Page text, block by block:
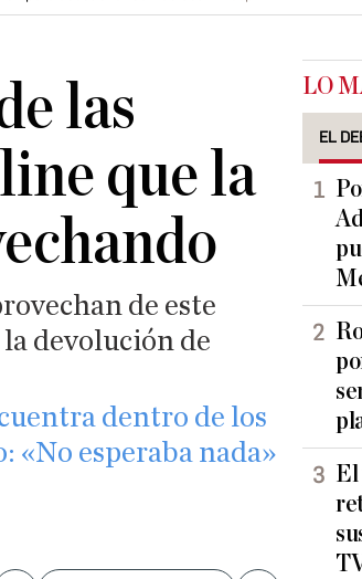
las
que la
de este
devolución de
dentro de los
«No esperaba nada»
LO
EL
El